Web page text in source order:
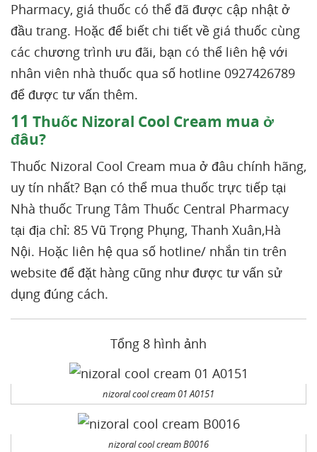
Pharmacy, giá thuốc có thể đã được cập nhật ở
đầu trang. Hoặc để biết chi tiết về giá thuốc cùng
các chương trình ưu đãi, bạn có thể liên hệ với
nhân viên nhà thuốc qua số hotline 0927426789
để được tư vấn thêm.
11 Thuốc Nizoral Cool Cream mua ở
đâu?
Thuốc Nizoral Cool Cream mua ở đâu chính hãng,
uy tín nhất? Bạn có thể mua thuốc trực tiếp tại
Nhà thuốc Trung Tâm Thuốc Central Pharmacy
tại địa chỉ: 85 Vũ Trọng Phụng, Thanh Xuân,Hà
Nội. Hoặc liên hệ qua số hotline/ nhắn tin trên
website để đặt hàng cũng như được tư vấn sử
dụng đúng cách.
Tổng 8 hình ảnh
nizoral cool cream 01 A0151
nizoral cool cream B0016